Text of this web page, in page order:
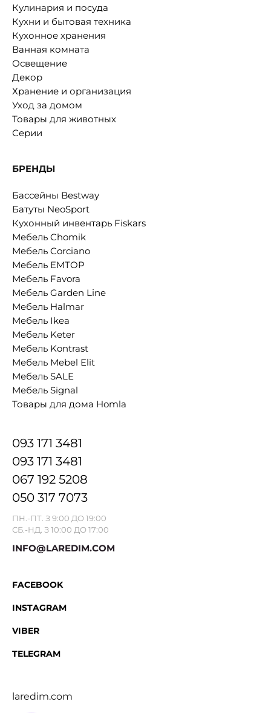
Кулинария и посуда
Кухни и бытовая техника
Кухонное хранения
Ванная комната
Освещение
Декор
Хранение и организация
Уход за домом
Товары для животных
Серии
БРЕНДЫ
Бассейны Bestway
Батуты NeoSport
Кухонный инвентарь Fiskars
Мебель Chomik
Мебель Corciano
Мебель EMTOP
Мебель Favora
Мебель Garden Line
Мебель Halmar
Мебель Ikea
Мебель Keter
Мебель Kontrast
Мебель Mebel Elit
Мебель SALE
Мебель Signal
Товары для дома Homla
093 171 3481
093 171 3481
067 192 5208
050 317 7073
ПН.-ПТ. З 9:00 ДО 19:00
СБ.-НД. З 10:00 ДО 17:00
INFO@LAREDIM.COM
FACEBOOK
INSTAGRAM
VIBER
TELEGRAM
laredim.com